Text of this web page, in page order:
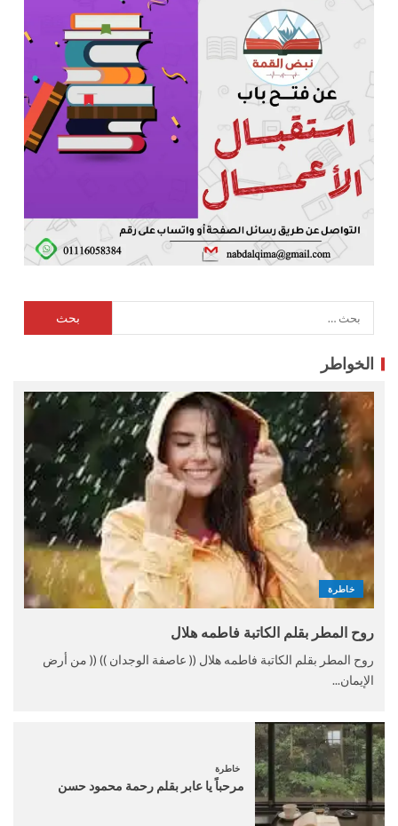
الخواطر
خاطرة
روح المطر بقلم الكاتبة فاطمه هلال
روح المطر بقلم الكاتبة فاطمه هلال (( عاصفة الوجدان )) (( من أرض
الإيمان...
خاطرة
مرحباً يا عابر بقلم رحمة محمود حسن